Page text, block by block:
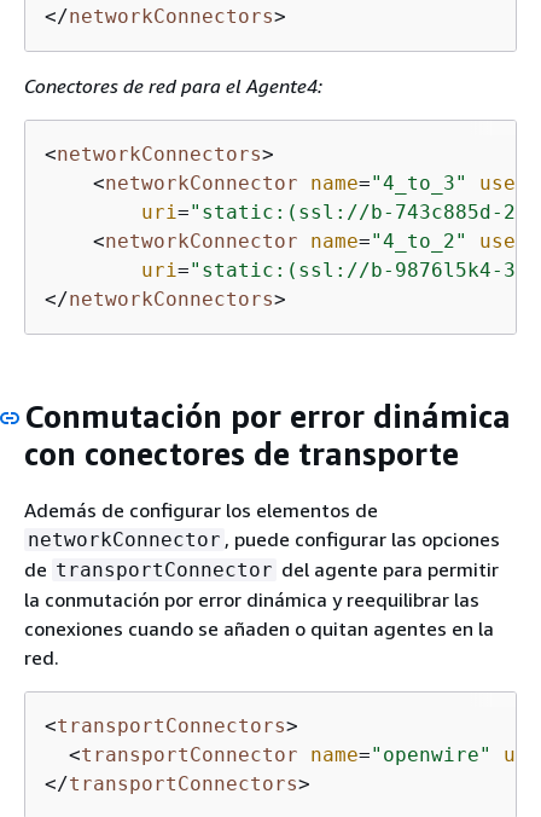
</networkConnectors>
Conectores de red para el Agente4:
<networkConnectors>
<networkConnector name="4_to_3"
uri ="static:(ssl://b-743c885d-
<networkConnector name="4_to_2"
uri ="static:(ssl://b-9876l5k4-32ji-
</networkConnectors>
Conmutación por error dinámica
con conectores de transporte
Además de configurar los elementos de
networkConnector , puede configurar las opciones
de transportConnector del agente para permitir
la conmutación por error dinámica y reequilibrar las
conexiones cuando se añaden o quitan agentes en la
red.
<transportConnectors>
<transportConnector name="openwire"
</transportConnectors>